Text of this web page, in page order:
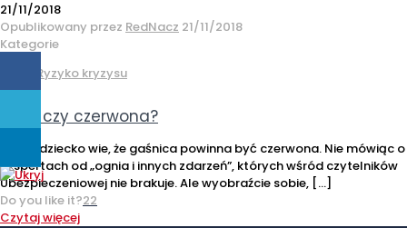
21/11/2018
Opublikowany przez RedNacz 21/11/2018
Kategorie
Ryzyko kryzysu
Biała czy czerwona?
Każde dziecko wie, że gaśnica powinna być czerwona. Nie mówiąc o
ekspertach od „ognia i innych zdarzeń”, których wśród czytelników
Ubezpieczeniowej nie brakuje. Ale wyobraźcie sobie, […]
Do you like it?22
Czytaj więcej